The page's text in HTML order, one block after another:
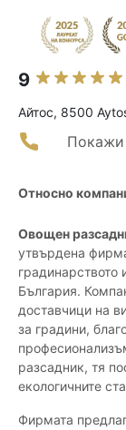
9
Айтос, 8500
Покажи
Относно
Овощен
утвърдена
градинарството
България.
доставчици на
за градини,
разсадник, тя
екологичните
Фирмата